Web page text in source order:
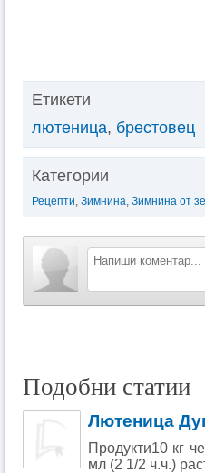
Етикети
лютеница, брестовец
Категории
Рецепти, Зимнина, Зимнина от
Подобни статии
Лютеница
Продукти10 кг
мл (2 1/2 ч.ч.)